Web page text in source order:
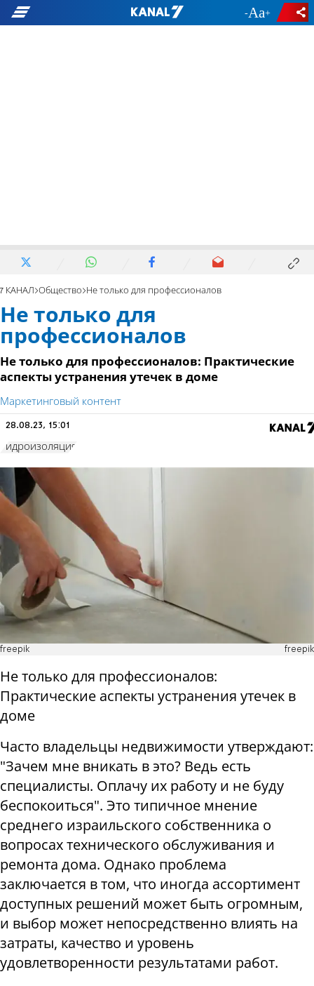
- +
7 КАНАЛ Общество Не только для профессионалов
Не только для
профессионалов
Не только для профессионалов: Практические
аспекты устранения утечек в доме
Маркетинговый контент
28.08.23, 15:01
Гидроизоляция
freepik freepik
Не только для профессионалов:
Практические аспекты устранения утечек в
доме
Часто владельцы недвижимости утверждают:
"Зачем мне вникать в это? Ведь есть
специалисты. Оплачу их работу и не буду
беспокоиться". Это типичное мнение
среднего израильского собственника о
вопросах технического обслуживания и
ремонта дома. Однако проблема
заключается в том, что иногда ассортимент
доступных решений может быть огромным,
и выбор может непосредственно влиять на
затраты, качество и уровень
удовлетворенности результатами работ.